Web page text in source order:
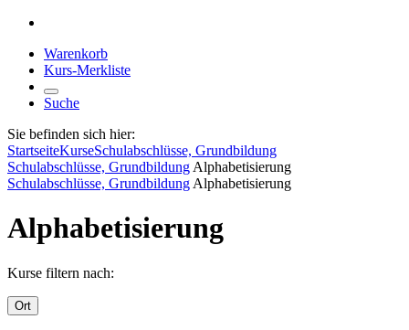
Warenkorb
Kurs-Merkliste
Suche
Sie befinden sich hier:
StartseiteKurseSchulabschlüsse, Grundbildung
Schulabschlüsse, Grundbildung Alphabetisierung
Schulabschlüsse, Grundbildung Alphabetisierung
Alphabetisierung
Kurse filtern nach:
Ort